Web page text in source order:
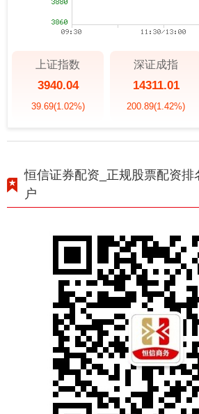
上证指数
3940.04
39.69(1.02%)
深证成指
14311.01
200.89(1.42%)
恒信证券配资_正规股票配资排
户